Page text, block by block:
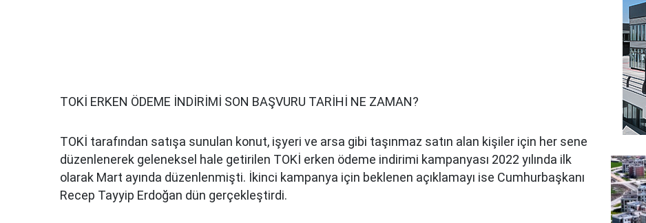
TOKİ ERKEN ÖDEME İNDİRİMİ SON BAŞVURU TARİHİ NE ZAMAN?
TOKİ tarafından satışa sunulan konut, işyeri ve arsa gibi taşınmaz satın alan kişiler için her sene
düzenlenerek geleneksel hale getirilen TOKİ erken ödeme indirimi kampanyası 2022 yılında ilk
olarak Mart ayında düzenlenmişti. İkinci kampanya için beklenen açıklamayı ise Cumhurbaşkanı
Recep Tayyip Erdoğan dün gerçekleştirdi.